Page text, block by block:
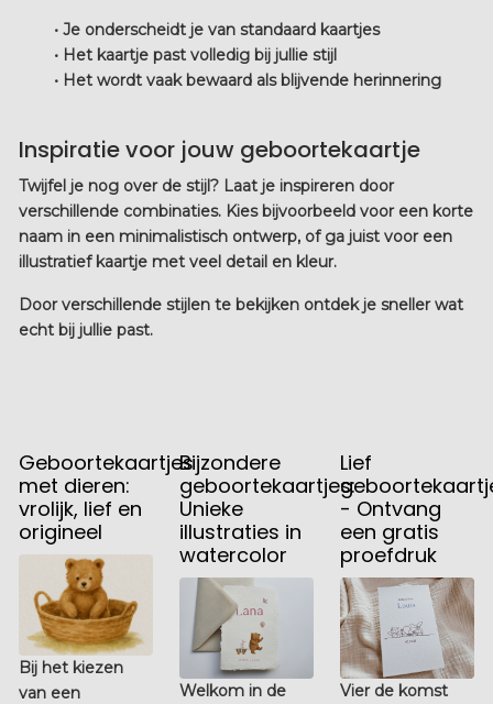
• Je onderscheidt je van standaard kaartjes
• Het kaartje past volledig bij jullie stijl
• Het wordt vaak bewaard als blijvende herinnering
Inspiratie voor jouw geboortekaartje
Twijfel je nog over de stijl? Laat je inspireren door
verschillende combinaties. Kies bijvoorbeeld voor een korte
naam in een minimalistisch ontwerp, of ga juist voor een
illustratief kaartje met veel detail en kleur.
Door verschillende stijlen te bekijken ontdek je sneller wat
echt bij jullie past.
Geboortekaartjes
met dieren:
vrolijk, lief en
origineel
Bij het kiezen
van een
Bijzondere
geboortekaartjes:
Unieke
illustraties in
watercolor
Welkom in de
Lief
- Ontvang
een gratis
proefdruk
Vier de komst